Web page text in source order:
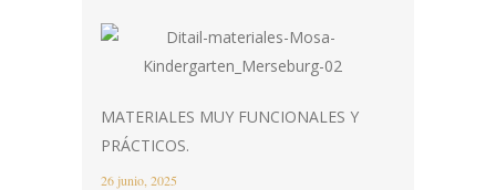
MATERIALES MUY FUNCIONALES Y
PRÁCTICOS.
26 junio, 2025